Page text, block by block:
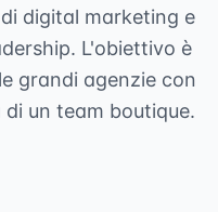
digital marketing e
L'obiettivo è
grandi agenzie con
un team boutique.